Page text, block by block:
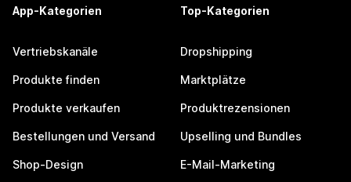
App-Kategorien
Vertriebskanäle
Produkte finden
Produkte verkaufen
Bestellungen und Versand
Shop-Design
Top-Kategorien
Dropshipping
Marktplätze
Produktrezensionen
Upselling und Bundles
E-Mail-Marketing